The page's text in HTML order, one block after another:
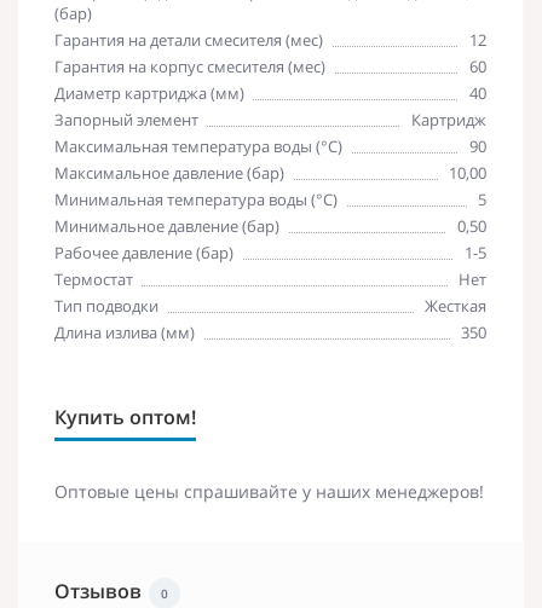
(бар)
Гарантия на детали смесителя (мес)
12
Гарантия на корпус смесителя (мес)
60
Диаметр картриджа (мм)
40
Запорный элемент
Картридж
Максимальная температура воды (°C)
90
Максимальное давление (бар)
10,00
Минимальная температура воды (°C)
5
Минимальное давление (бар)
0,50
Рабочее давление (бар)
1-5
Термостат
Нет
Тип подводки
Жесткая
Длина излива (мм)
350
Купить оптом!
Оптовые цены спрашивайте у наших менеджеров!
Отзывов 0